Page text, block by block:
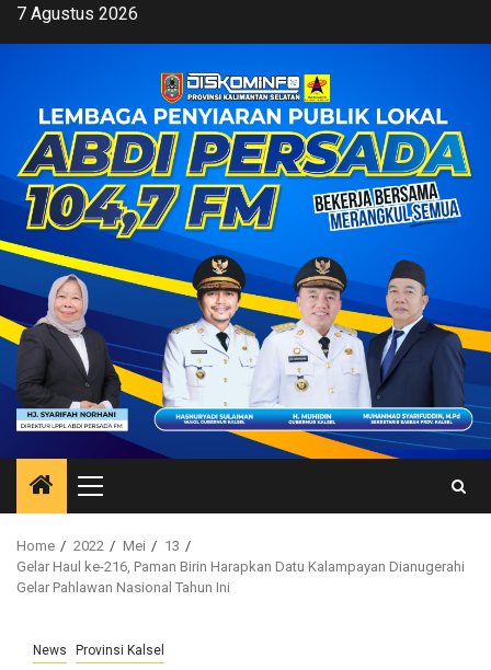
Skip7 Agustus 2026
Primary
Menu
Home 2022 Mei
13
Gelar Haul ke-216, Paman Birin Harapkan Datu Kalampayan Dianugerahi
Gelar Pahlawan Nasional Tahun Ini
News Provinsi Kalsel